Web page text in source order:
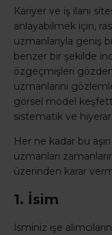
Kariyer ve iş ilanı
anlayabilmek için,
uzmanlarıyla geniş
benzer bir şekilde
özgeçmişleri
uzmanlarını
görsel model
sistematik ve
Her ne kadar bu
uzmanları
üzerinden karar
1. İsim
İsminiz işe